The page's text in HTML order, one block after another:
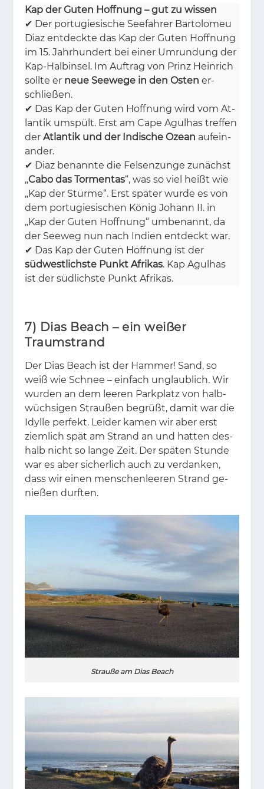
Kap der Guten Hoffnung – gut zu wissen
✔ Der por­tu­gie­si­sche See­fah­rer Bar­to­lo­meu
Diaz ent­deck­te das Kap der Gu­ten Hoff­nung
im 15. Jahr­hun­dert bei ei­ner Um­run­dung der
Kap-Halb­in­sel. Im Auf­trag von Prinz Hein­rich
soll­te er neue Seewege in den Osten er­
schlie­ßen.
✔ Das Kap der Gu­ten Hoff­nung wird vom At­
lan­tik um­spült. Erst am Cape Agul­has tref­fen
derAtlantik und der Indische Ozean auf­ein­
an­der.
✔ Diaz be­nann­te die Fel­sen­zun­ge zu­nächst
„Cabo das Tormentas“, was so viel heißt wie
„Kap der Stür­me“. Erst spä­ter wur­de es von
dem por­tu­gie­si­schen Kö­nig Jo­hann II. in
„Kap der Gu­ten Hoff­nung“ um­be­nannt, da
der See­weg nun nach In­di­en ent­deckt war.
✔ Das Kap der Gu­ten Hoff­nung ist der
südwestlichste Punkt Afrikas. Kap Agul­has
ist der süd­lichs­te Punkt Afri­kas.
7) Dias Beach – ein weißer
Traumstrand
Der Dias Beach ist der Ham­mer! Sand, so
weiß wie Schnee – ein­fach un­glaub­lich. Wir
wur­den an dem lee­ren Park­platz von halb­
wüch­si­gen Strau­ßen be­grüßt, da­mit war die
Idyl­le per­fekt. Lei­der ka­men wir aber erst
ziem­lich spät am Strand an und hat­ten des­
halb nicht so lan­ge Zeit. Der spä­ten Stun­de
war es aber si­cher­lich auch zu ver­dan­ken,
dass wir ei­nen men­schen­lee­ren Strand ge­
nie­ßen durf­ten.
Strauße am Dias Beach